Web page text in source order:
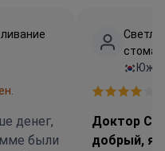
денег,
были
Доктор
добрый, я